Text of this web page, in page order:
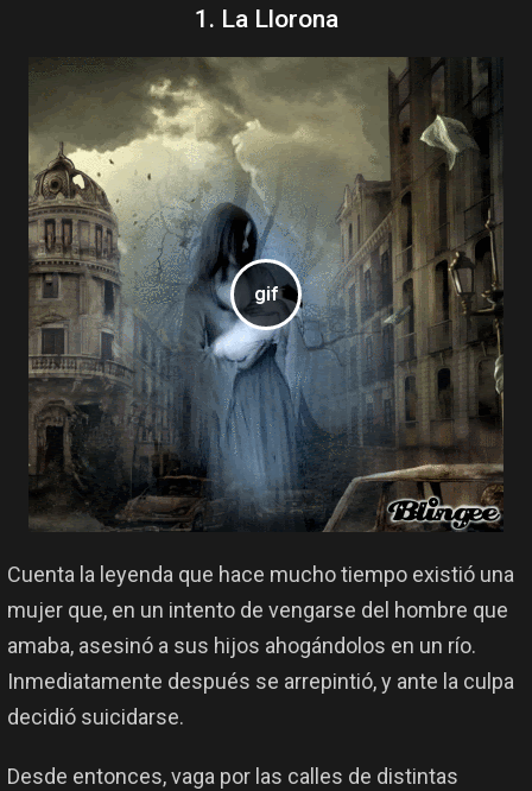
1. La Llorona
Cuenta la leyenda que hace mucho tiempo existió una
mujer que, en un intento de vengarse del hombre que
amaba, asesinó a sus hijos ahogándolos en un río.
Inmediatamente después se arrepintió, y ante la culpa
decidió suicidarse.
Desde entonces, vaga por las calles de distintas